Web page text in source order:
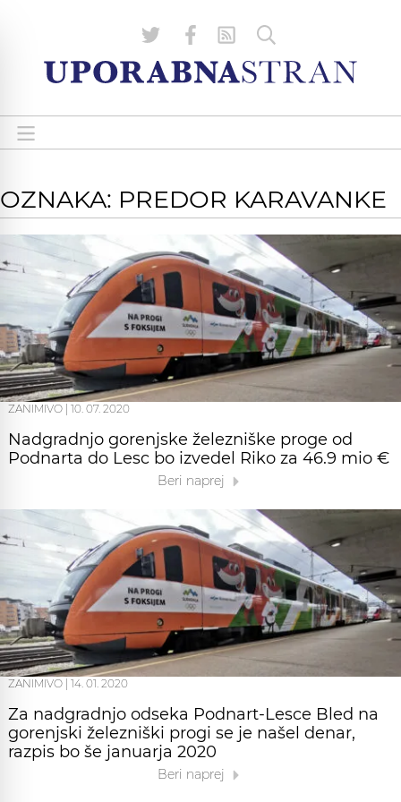
OZNAKA: PREDOR KARAVANKE
ZANIMIVO 10. 07. 2020
Nadgradnjo gorenjske železniške proge od
Podnarta do Lesc bo izvedel Riko za 46.9 mio €
Beri naprej
ZANIMIVO 14. 01. 2020
Za nadgradnjo odseka Podnart-Lesce Bled na
gorenjski železniški progi se je našel denar,
razpis bo še januarja 2020
Beri naprej